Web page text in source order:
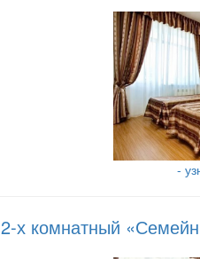
-
2-х комнатный